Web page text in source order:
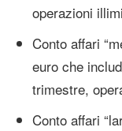
operazioni
Conto affari
euro che
trimestre,
Conto affari